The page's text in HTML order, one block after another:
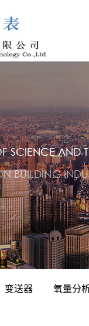
变送器 氧量分